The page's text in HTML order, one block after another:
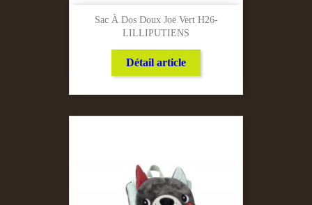
Sac À Dos Doux Joë Vert H26-
LILLIPUTIENS
Détail article